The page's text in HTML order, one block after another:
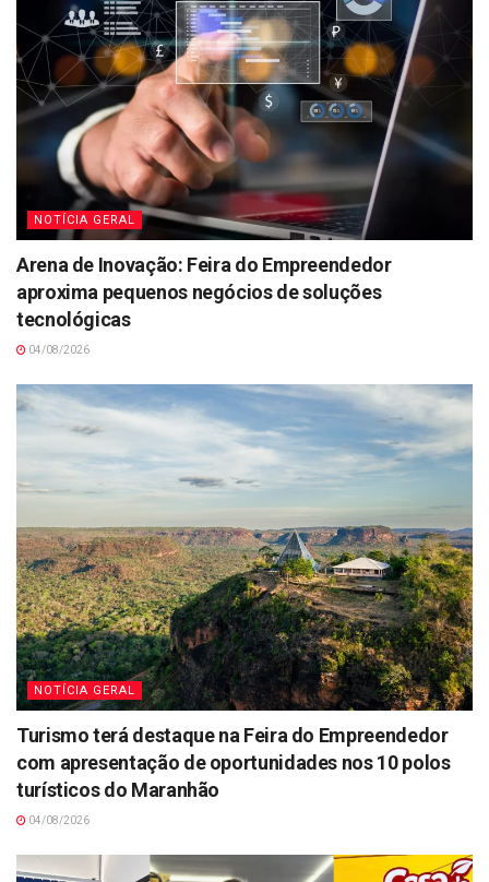
NOTÍCIA GERAL
Arena de Inovação: Feira do Empreendedor
aproxima pequenos negócios de soluções
tecnológicas
04/08/2026
NOTÍCIA GERAL
Turismo terá destaque na Feira do Empreendedor
com apresentação de oportunidades nos 10 polos
turísticos do Maranhão
04/08/2026